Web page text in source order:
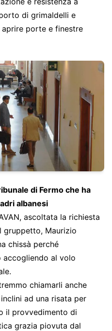
di grimaldelli e
porte e finestre
di Fermo che ha
albanesi
ascoltata la richiesta
gruppetto, Maurizio
chissà perché
accogliendo al volo
chiamarli anche
ad una risata per
il provvedimento di
grazia piovuta dal